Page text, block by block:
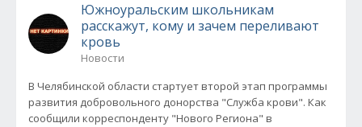
Южноуральским школьникам
расскажут, кому и зачем переливают
кровь
Новости
В Челябинской области стартует второй этап программы
развития добровольного донорства "Служба крови". Как
сообщили корреспонденту "Нового Региона" в